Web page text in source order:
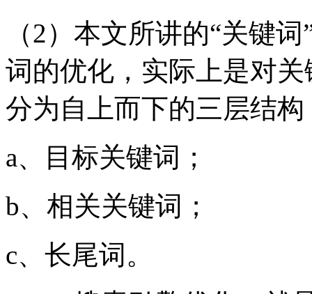
（2）本文所讲的“关键
词的优化，实际上是对
分为自上而下的三层结构
a、目标关键词；
b、相关关键词；
c、长尾词。